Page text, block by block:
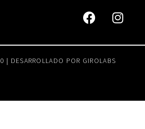
| DESARROLLADO POR GIROLABS